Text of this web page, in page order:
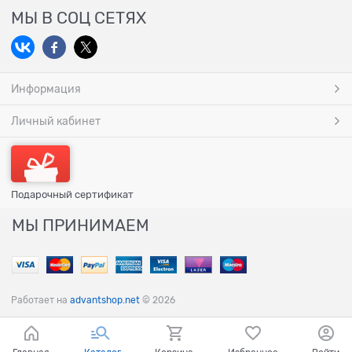
МЫ В СОЦ СЕТЯХ
Информация
Личный кабинет
Подарочный сертификат
МЫ ПРИНИМАЕМ
Работает на advantshop.net © 2026